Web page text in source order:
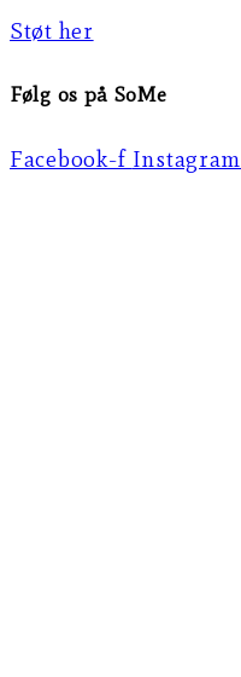
Støt her
Følg os på SoMe
Facebook-f Instagram